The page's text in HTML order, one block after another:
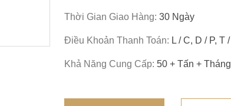
Thời Gian Giao Hàng: 30 Ngày
Điều Khoản Thanh Toán: L / C, D / P, T
Khả Năng Cung Cấp: 50 + Tấn + Tháng